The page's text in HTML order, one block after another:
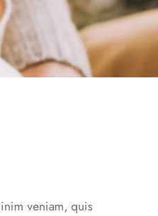
veniam, quis